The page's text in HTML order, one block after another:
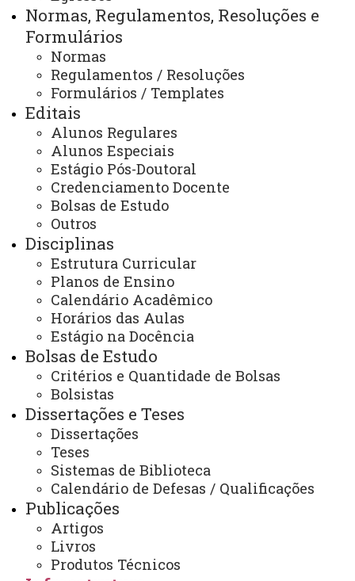
Normas, Regulamentos, Resoluções e
Formulários
Normas
Regulamentos / Resoluções
Formulários / Templates
Editais
Alunos Regulares
Alunos Especiais
Estágio Pós-Doutoral
Credenciamento Docente
Bolsas de Estudo
Outros
Disciplinas
Estrutura Curricular
Planos de Ensino
Calendário Acadêmico
Horários das Aulas
Estágio na Docência
Bolsas de Estudo
Critérios e Quantidade de Bolsas
Bolsistas
Dissertações e Teses
Dissertações
Teses
Sistemas de Biblioteca
Calendário de Defesas / Qualificações
Publicações
Artigos
Livros
Produtos Técnicos
(45) 3220-3159
Horários de Atendimento:
Segunda à sexta
13:00 às 17:00
E-mails:
cascavel.mestradoodonto@unioeste.br
ppgounioeste@gmail.com
Você está aqui:
PPGO - Pós Graduação em Odontologia - Cascavel
Infraestrutura
Secretaria e Coordenação
ACESSE
Acesso Restrito (Editores do Portal)
Arquivo Virtual
Bibliotecas
Identidade Visual
Mapa do Site
Ouvidoria
Portal Office 365